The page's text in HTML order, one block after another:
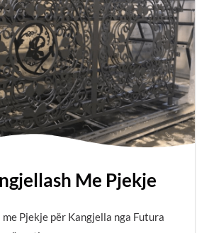
Me Pjekje
Pjekje për Kangjella nga Futura